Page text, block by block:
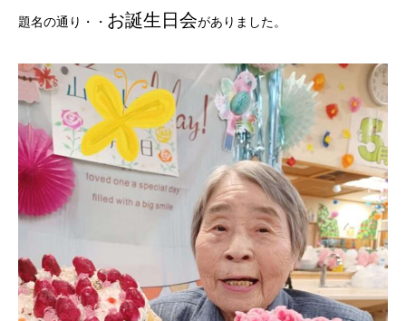
題名の通り・・ お誕生日会がありました。